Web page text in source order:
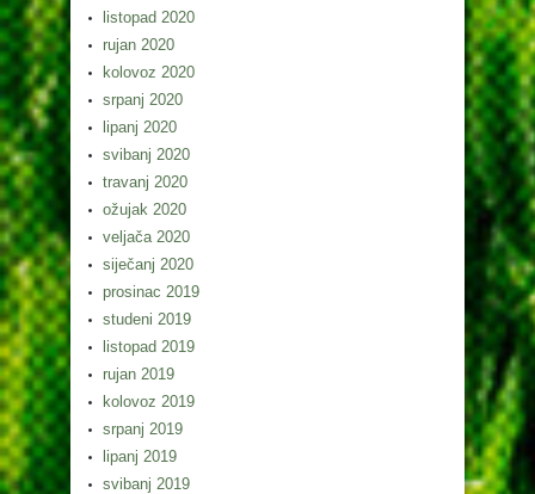
listopad 2020
rujan 2020
kolovoz 2020
srpanj 2020
lipanj 2020
svibanj 2020
travanj 2020
ožujak 2020
veljača 2020
siječanj 2020
prosinac 2019
studeni 2019
listopad 2019
rujan 2019
kolovoz 2019
srpanj 2019
lipanj 2019
svibanj 2019